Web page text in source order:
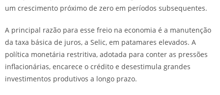
um crescimento próximo de zero em períodos subsequentes.
A principal razão para esse freio na economia é a manutenção
da taxa básica de juros, a Selic, em patamares elevados. A
política monetária restritiva, adotada para conter as pressões
inflacionárias, encarece o crédito e desestimula grandes
investimentos produtivos a longo prazo.